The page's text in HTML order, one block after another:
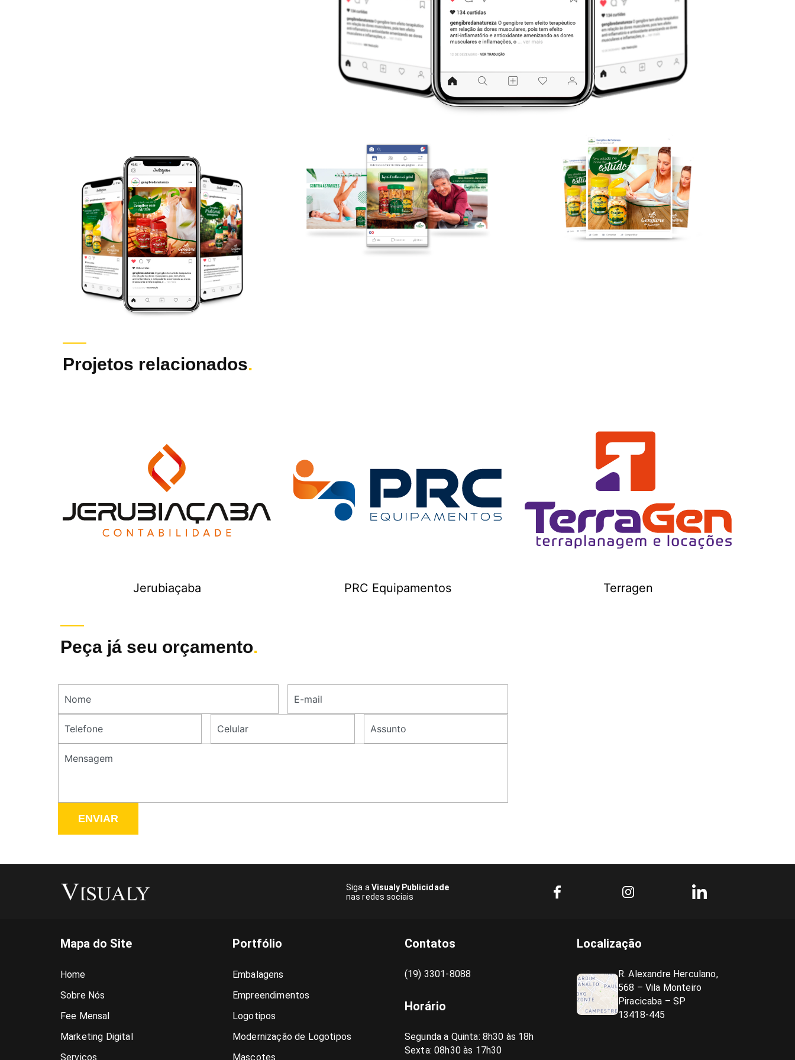
Projetos relacionados.
Jerubiaçaba PRC Equipamentos Terragen
Peça já seu orçamento.
ENVIAR
Siga a Visualy Publicidade
nas redes sociais
Mapa do Site
Home
Sobre Nós
Fee Mensal
Marketing Digital
Serviços
Portfólio
Embalagens
Empreendimentos
Logotipos
Modernização de Logotipos
Mascotes
Contatos
(19) 3301-8088
Horário
Segunda a Quinta: 8h30 às 18h
Sexta: 08h30 às 17h30
Localização
R. Alexandre Herculano,
568 – Vila Monteiro
Piracicaba – SP
13418-445